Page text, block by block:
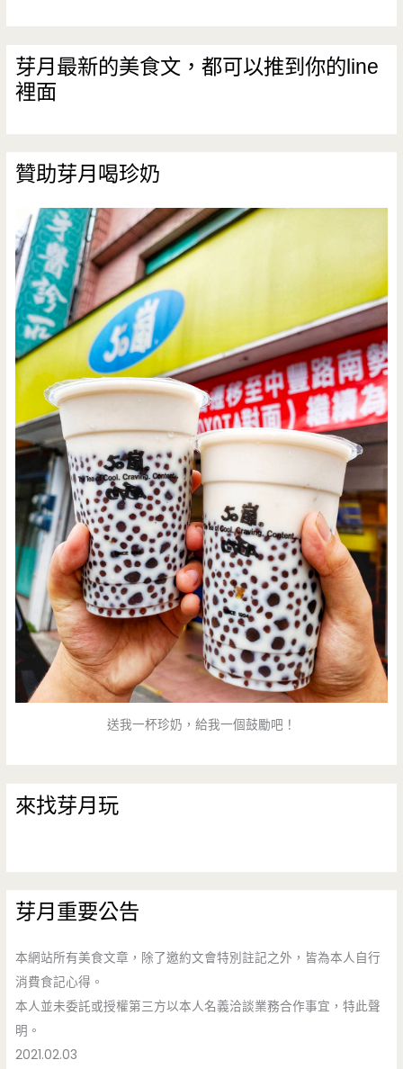
芽月最新的美食文，都可以推到你的line
裡面
贊助芽月喝珍奶
送我一杯珍奶，給我一個鼓勵吧！
來找芽月玩
芽月重要公告
本網站所有美食文章，除了邀約文會特別註記之外，皆為本人自行
消費食記心得。
本人並未委託或授權第三方以本人名義洽談業務合作事宜，特此聲
明。
2021.02.03